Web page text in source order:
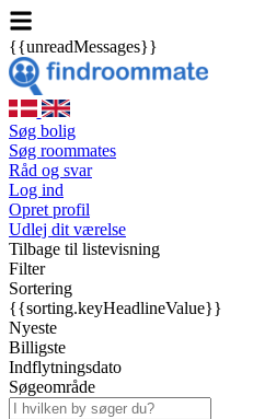
{{unreadMessages}}
Søg bolig
Søg roommates
Råd og svar
Log ind
Opret profil
Udlej dit værelse
Tilbage til listevisning
Filter
Sortering
{{sorting.keyHeadlineValue}}
Nyeste
Billigste
Indflytningsdato
Søgeområde